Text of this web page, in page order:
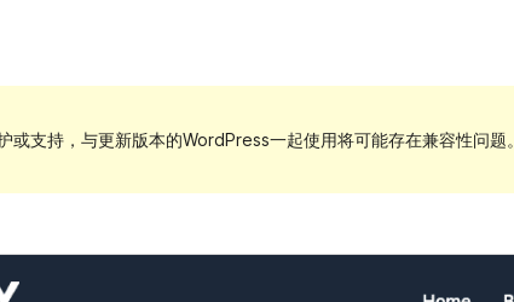
或支持，与更新版本的WordPress一起使用将可能存在兼容性问题。